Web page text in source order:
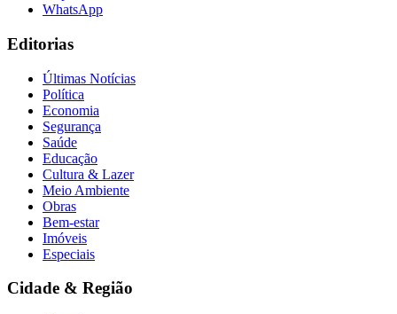
WhatsApp
Editorias
Últimas Notícias
Política
Economia
Segurança
Saúde
Educação
Cultura & Lazer
Meio Ambiente
Obras
Bem-estar
Imóveis
Especiais
Cidade & Região